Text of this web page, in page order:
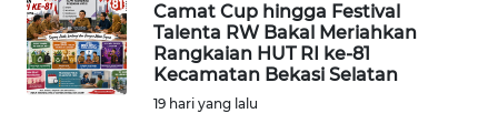
Camat Cup hingga Festival
Talenta RW Bakal Meriahkan
Rangkaian HUT RI ke-81
Kecamatan Bekasi Selatan
19 hari yang lalu
WN
TAPANULI
UTARA